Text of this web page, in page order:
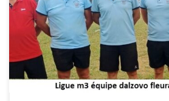
Ligue m3 à muret quart de finale
Tenue obligatoire Jet de But 13h 30